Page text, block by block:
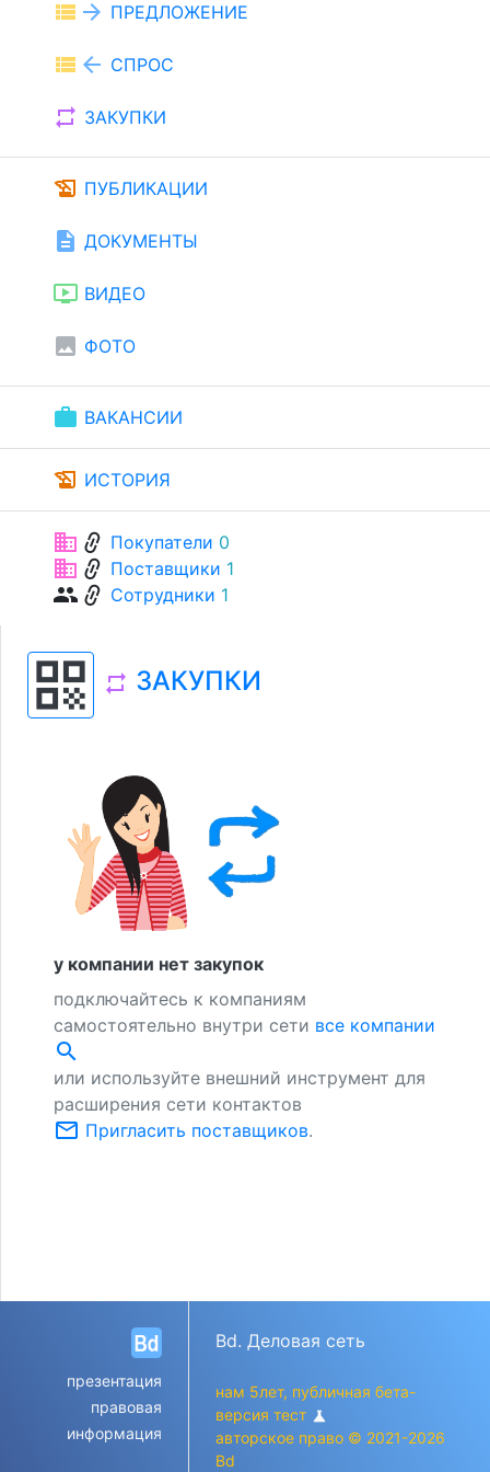
view_list arrow_forward ПРЕДЛОЖЕНИЕ
view_list arrow_back СПРОС
repeat ЗАКУПКИ
history_edu ПУБЛИКАЦИИ
description ДОКУМЕНТЫ
ondemand_video ВИДЕО
image ФОТО
work ВАКАНСИИ
history_edu ИСТОРИЯ
businesslink Покупатели 0
businesslink Поставщики 1
grouplink Сотрудники 1
qr_code repeat ЗАКУПКИ
у компании нет закупок
подключайтесь к компаниям
самостоятельно внутри сети все компании
search
или используйте внешний инструмент для
расширения сети контактов
mail_outline Пригласить поставщиков.
презентация
правовая
информация
Bd. Деловая сеть
нам 5лет, публичная бета-
версия тест science
авторское право © 2021-2026
Bd